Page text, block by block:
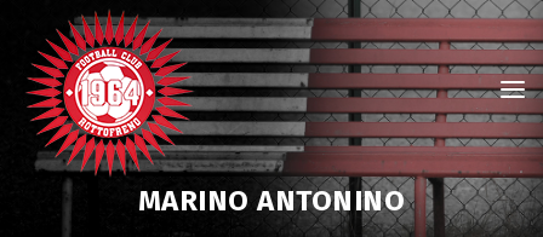
MARINO ANTONINO